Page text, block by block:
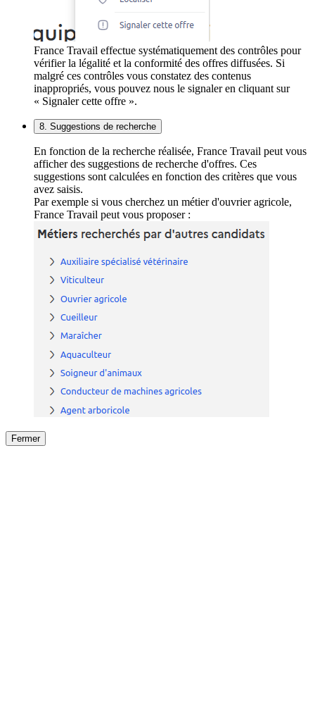
France Travail effectue systématiquement des contrôles pour
vérifier la légalité et la conformité des offres diffusées. Si
malgré ces contrôles vous constatez des contenus
inappropriés, vous pouvez nous le signaler en cliquant sur
« Signaler cette offre ».
8. Suggestions de recherche
En fonction de la recherche réalisée, France Travail peut vous
afficher des suggestions de recherche d'offres. Ces
suggestions sont calculées en fonction des critères que vous
avez saisis.
Par exemple si vous cherchez un métier d'ouvrier agricole,
France Travail peut vous proposer :
Fermer